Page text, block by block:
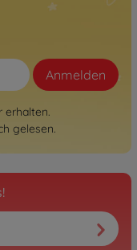
Anmelden
erhalten.
gelesen.